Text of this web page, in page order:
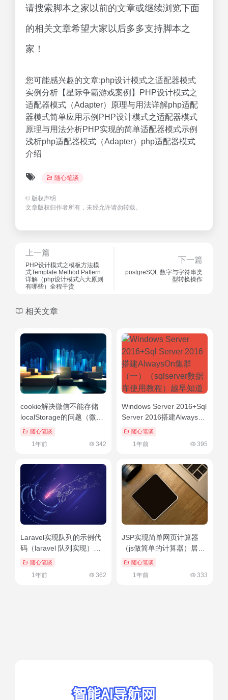
请搜索脚本之家以前的文章或继续浏览下面
的相关文章希望大家以后多多支持脚本之
家！
您可能感兴趣的文章:php设计模式之适配器模式
实例分析【星际争霸游戏案例】PHP设计模式之
适配器模式（Adapter）原理与用法详解php适配
器模式简单应用示例PHP设计模式之适配器模式
原理与用法分析PHP实现的简单适配器模式示例
浅析php适配器模式（Adapter）php适配器模式
介绍
随心笔谈
© 版权声明
文章版权归作者所有，未经允许请勿转载。
上一篇
PHP设计模式之模板方法模
式Template Method Pattern
详解（php设计模式六大原则
有哪些）全程干货
下一篇
postgreSQL 数字与字符串类
型转换操作
相关文章
cookie解决微信不能存储
localStorage的问题（微信
浏览器不支持multiple）太
随心笔谈
1年前 342
Windows Server 2016+Sql
Server 2016搭建AlwaysOn
集群（一）（sqlserver数
随心笔谈
1年前 395
Laravel实现队列的示例代
码（laravel 队列实现）学
到了吗随心笔谈
1年前 362
JSP实现简单网页计算器
（js做简单的计算器）居然
可以这样
随心笔谈
1年前 333